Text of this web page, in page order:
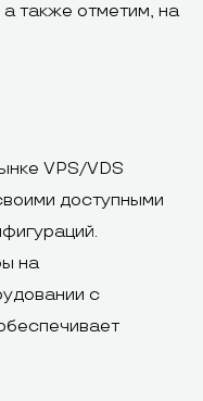
также отметим, на
VPS/VDS
доступными
на
с